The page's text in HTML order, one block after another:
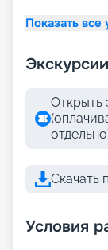
Показать все
Экскурсии
Открыть
Скачать
Условия